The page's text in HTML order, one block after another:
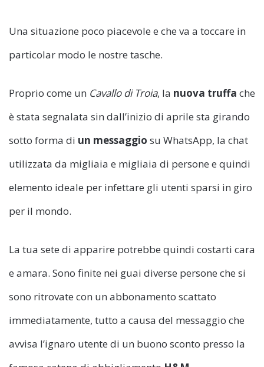
Una situazione poco piacevole e che va a toccare in
particolar modo le nostre tasche.
Proprio come un Cavallo di Troia, la nuova truffa che
è stata segnalata sin dall’inizio di aprile sta girando
sotto forma di un messaggio su WhatsApp, la chat
utilizzata da migliaia e migliaia di persone e quindi
elemento ideale per infettare gli utenti sparsi in giro
per il mondo.
La tua sete di apparire potrebbe quindi costarti cara
e amara. Sono finite nei guai diverse persone che si
sono ritrovate con un abbonamento scattato
immediatamente, tutto a causa del messaggio che
avvisa l’ignaro utente di un buono sconto presso la